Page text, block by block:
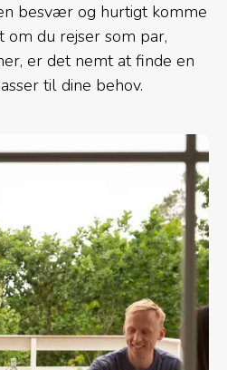
besvær og hurtigt komme
om du rejser som par,
er det nemt at finde en
til dine behov.